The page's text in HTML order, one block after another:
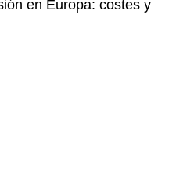
en Europa: costes y